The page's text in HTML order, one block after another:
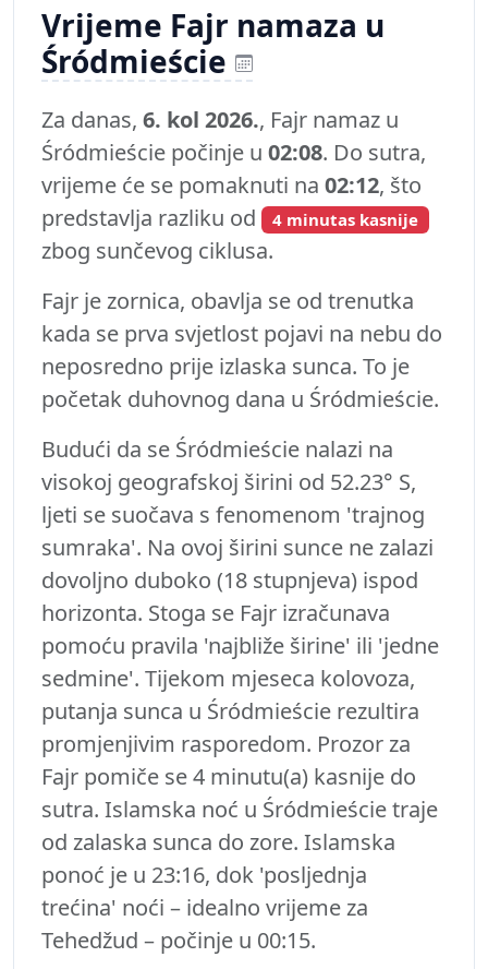
Vrijeme Fajr namaza u
Śródmieście
Za danas, 6. kol 2026., Fajr namaz u
Śródmieście počinje u 02:08. Do sutra,
vrijeme će se pomaknuti na 02:12, što
predstavlja razliku od
4 minutas kasnije
zbog sunčevog ciklusa.
Fajr je zornica, obavlja se od trenutka
kada se prva svjetlost pojavi na nebu do
neposredno prije izlaska sunca. To je
početak duhovnog dana u Śródmieście.
Budući da se Śródmieście nalazi na
visokoj geografskoj širini od 52.23° S,
ljeti se suočava s fenomenom 'trajnog
sumraka'. Na ovoj širini sunce ne zalazi
dovoljno duboko (18 stupnjeva) ispod
horizonta. Stoga se Fajr izračunava
pomoću pravila 'najbliže širine' ili 'jedne
sedmine'. Tijekom mjeseca kolovoza,
putanja sunca u Śródmieście rezultira
promjenjivim rasporedom. Prozor za
Fajr pomiče se 4 minutu(a) kasnije do
sutra. Islamska noć u Śródmieście traje
od zalaska sunca do zore. Islamska
ponoć je u 23:16, dok 'posljednja
trećina' noći – idealno vrijeme za
Tehedžud – počinje u 00:15.